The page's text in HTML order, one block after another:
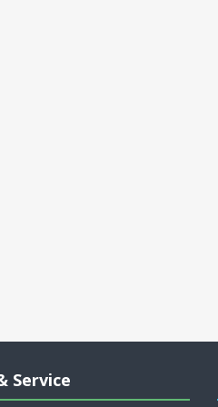
Service